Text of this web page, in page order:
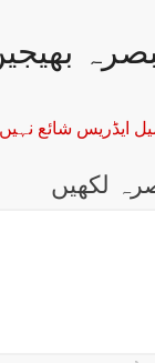
تبصرہ
ایڈریس شائع
لکھیں